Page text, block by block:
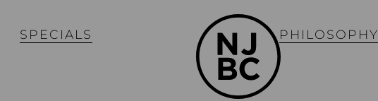
SPECIALS PHILOSOPHY